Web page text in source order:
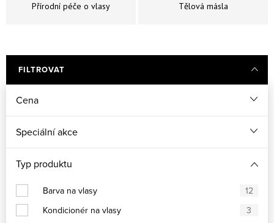
Přírodní péče o vlasy Tělová másla
FILTROVAT
Cena
Speciální akce
Typ produktu
Barva na vlasy
12
Kondicionér na vlasy
3